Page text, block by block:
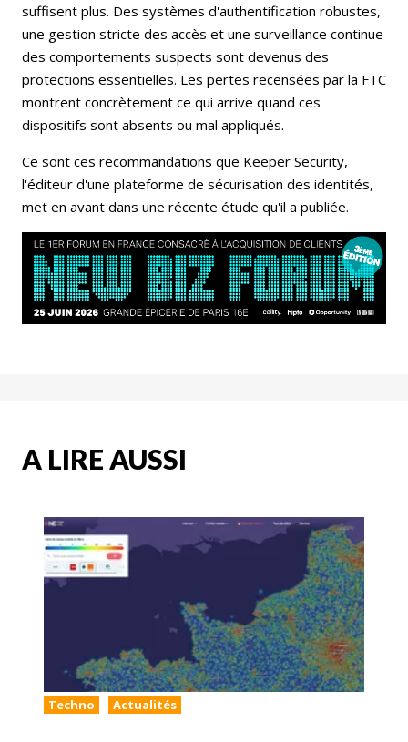
suffisent plus. Des systèmes d'authentification robustes,
une gestion stricte des accès et une surveillance continue
des comportements suspects sont devenus des
protections essentielles. Les pertes recensées par la FTC
montrent concrètement ce qui arrive quand ces
dispositifs sont absents ou mal appliqués.
Ce sont ces recommandations que Keeper Security,
l'éditeur d'une plateforme de sécurisation des identités,
met en avant dans une récente étude qu'il a publiée.
A LIRE AUSSI
Techno Actualités